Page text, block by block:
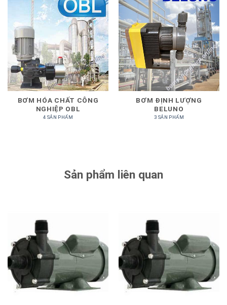
BƠM HÓA CHẤT CÔNG
NGHIỆP OBL
4 SẢN PHẨM
BƠM ĐỊNH LƯỢNG
BELUNO
3 SẢN PHẨM
Sản phẩm liên quan